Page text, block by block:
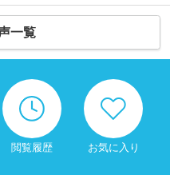
一覧
閲覧履歴 お気に入り